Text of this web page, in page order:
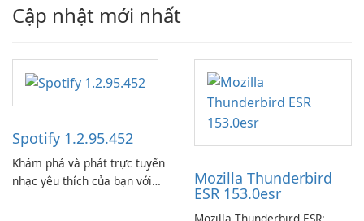
Cập nhật mới nhất
Spotify 1.2.95.452
Khám phá và phát trực tuyến
nhạc yêu thích của bạn với
Mozilla Thunderbird
ESR 153.0esr
Mozilla Thunderbird ESR: